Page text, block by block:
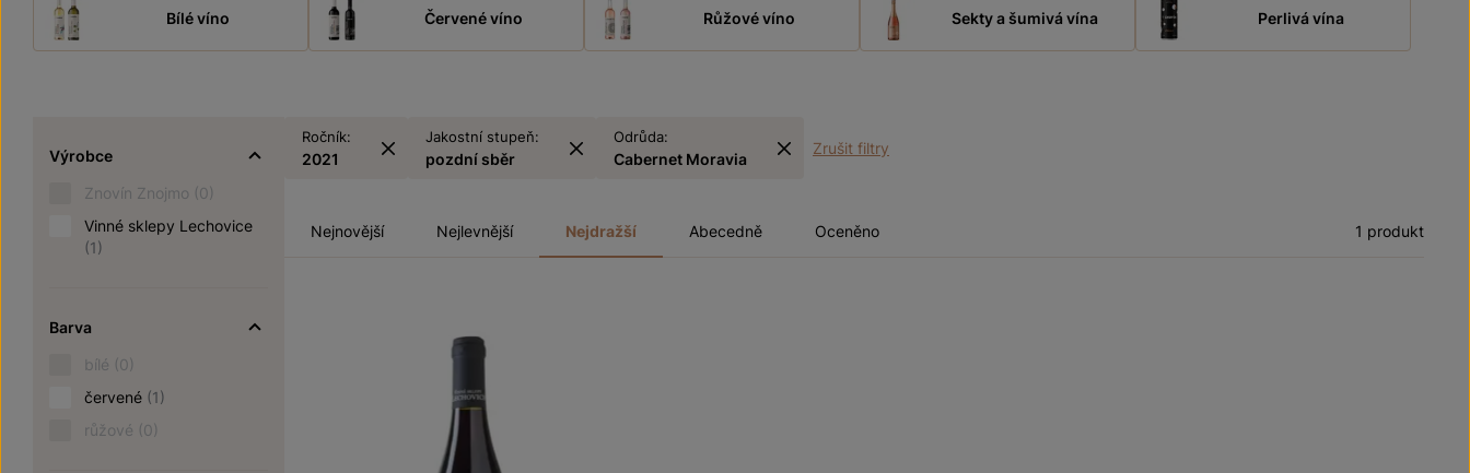
Bílé víno Červené víno Růžové víno Sekty a šumivá vína Perlivá vína
Výrobce
Znovín Znojmo (0)
Vinné sklepy Lechovice
(1)
Barva
bílé (0)
červené (1)
růžové (0)
Ročník:
2021
Jakostní stupeň:
pozdní sběr
Odrůda:
Cabernet Moravia
Zrušit filtry
Nejnovější Nejlevnější Nejdražší Abecedně Oceněno 1 produkt